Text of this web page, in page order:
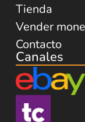
Tienda
Vender
Contacto
Canales